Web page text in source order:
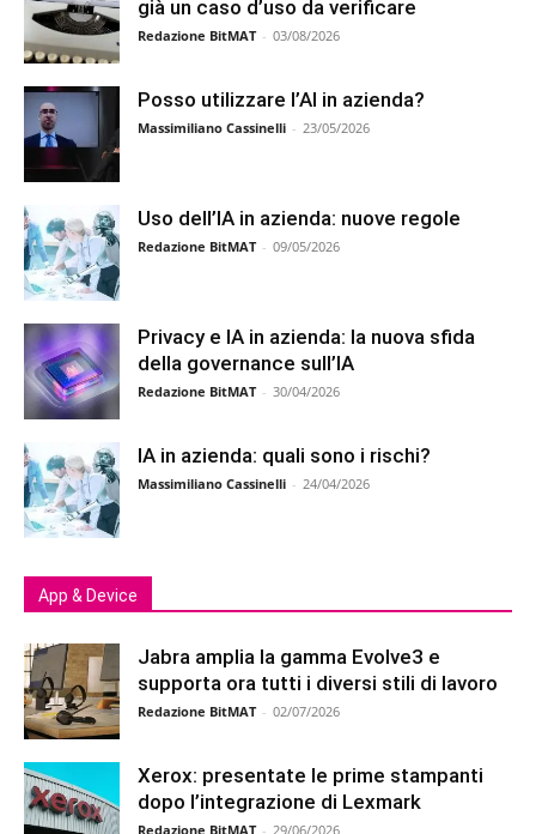
già un caso d’uso da verificare
Redazione BitMAT - 03/08/2026
Posso utilizzare l’AI in azienda?
Massimiliano Cassinelli - 23/05/2026
Uso dell’IA in azienda: nuove regole
Redazione BitMAT - 09/05/2026
Privacy e IA in azienda: la nuova sfida
della governance sull’IA
Redazione BitMAT - 30/04/2026
IA in azienda: quali sono i rischi?
Massimiliano Cassinelli - 24/04/2026
App & Device
Jabra amplia la gamma Evolve3 e
supporta ora tutti i diversi stili di lavoro
Redazione BitMAT - 02/07/2026
Xerox: presentate le prime stampanti
dopo l’integrazione di Lexmark
Redazione BitMAT - 29/06/2026